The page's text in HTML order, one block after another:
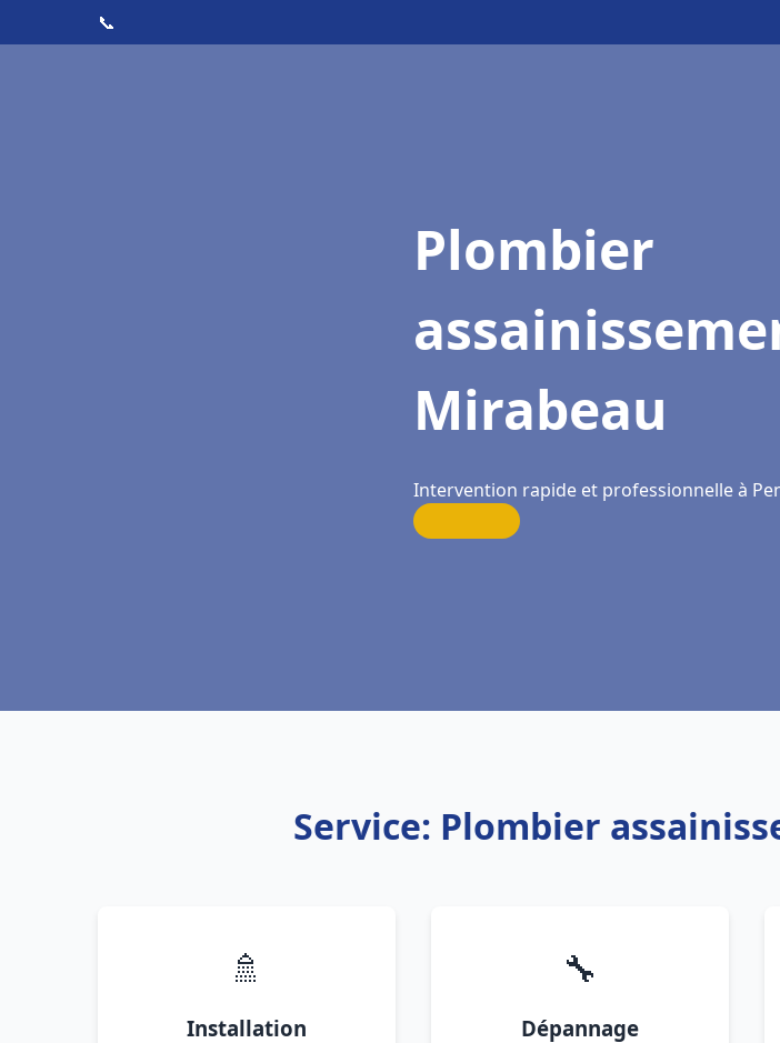
📞
Plombier
Mirabeau
Intervention rapide et professionnelle à
Service: Plombier
🚿
Installation
🔧
Dépannage